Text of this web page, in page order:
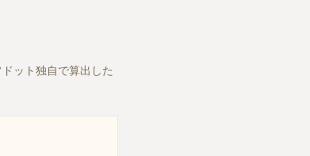
ット独自で算出した